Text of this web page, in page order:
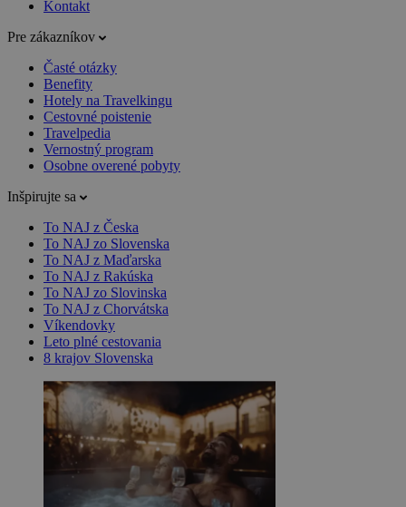
Kontakt
Pre zákazníkov
Časté otázky
Benefity
Hotely na Travelkingu
Cestovné poistenie
Travelpedia
Vernostný program
Osobne overené pobyty
Inšpirujte sa
To NAJ z Česka
To NAJ zo Slovenska
To NAJ z Maďarska
To NAJ z Rakúska
To NAJ zo Slovinska
To NAJ z Chorvátska
Víkendovky
Leto plné cestovania
8 krajov Slovenska